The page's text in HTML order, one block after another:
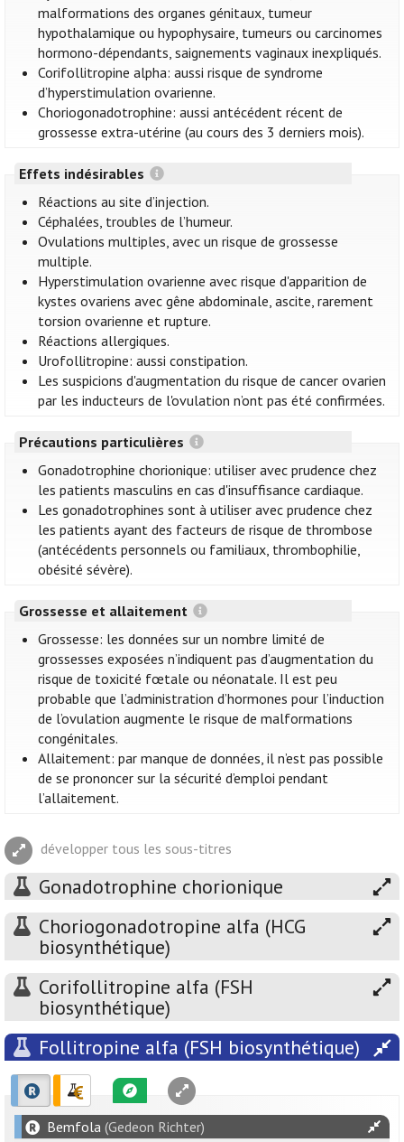
malformations des organes génitaux, tumeur
hypothalamique ou hypophysaire, tumeurs ou carcinomes
hormono-dépendants, saignements vaginaux inexpliqués.
Corifollitropine alpha: aussi risque de syndrome
d’hyperstimulation ovarienne.
Choriogonadotrophine: aussi antécédent récent de
grossesse extra-utérine (au cours des 3 derniers mois).
Effets indésirables
Réactions au site d’injection.
Céphalées, troubles de l’humeur.
Ovulations multiples, avec un risque de grossesse
multiple.
Hyperstimulation ovarienne avec risque d'apparition de
kystes ovariens avec gêne abdominale, ascite, rarement
torsion ovarienne et rupture.
Réactions allergiques.
Urofollitropine: aussi constipation.
Les suspicions d'augmentation du risque de cancer ovarien
par les inducteurs de l'ovulation n’ont pas été confirmées.
Précautions particulières
Gonadotrophine chorionique: utiliser avec prudence chez
les patients masculins en cas d'insuffisance cardiaque.
Les gonadotrophines sont à utiliser avec prudence chez
les patients ayant des facteurs de risque de thrombose
(antécédents personnels ou familiaux, thrombophilie,
obésité sévère).
Grossesse et allaitement
Grossesse: les données sur un nombre limité de
grossesses exposées n’indiquent pas d’augmentation du
risque de toxicité fœtale ou néonatale. Il est peu
probable que l’administration d’hormones pour l’induction
de l’ovulation augmente le risque de malformations
congénitales.
Allaitement: par manque de données, il n’est pas possible
de se prononcer sur la sécurité d’emploi pendant
l’allaitement.
développer tous les sous-titres
Gonadotrophine chorionique
Choriogonadotropine alfa (HCG
biosynthétique)
Corifollitropine alfa (FSH
biosynthétique)
Follitropine alfa (FSH biosynthétique)
Bemfola (Gedeon Richter)